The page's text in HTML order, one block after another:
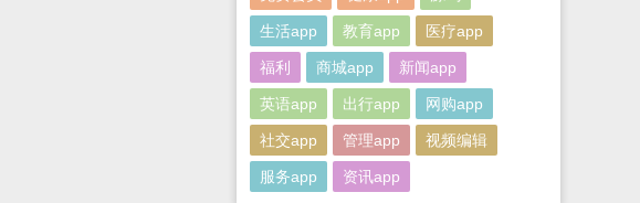
生活app 教育app 医疗app
福利 商城app 新闻app
英语app 出行app 网购app
社交app 管理app 视频编辑
服务app 资讯app